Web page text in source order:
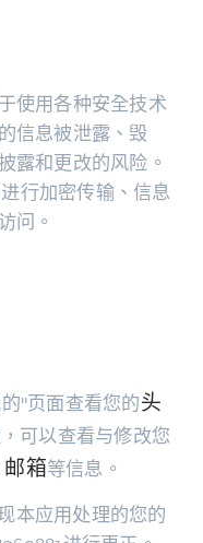
使用各种安全技术
信息被泄露、毁
露和更改的风险。
行加密传输、信息
问。
"页面查看您的头
可以查看与修改您
箱等信息。
本应用处理的您的